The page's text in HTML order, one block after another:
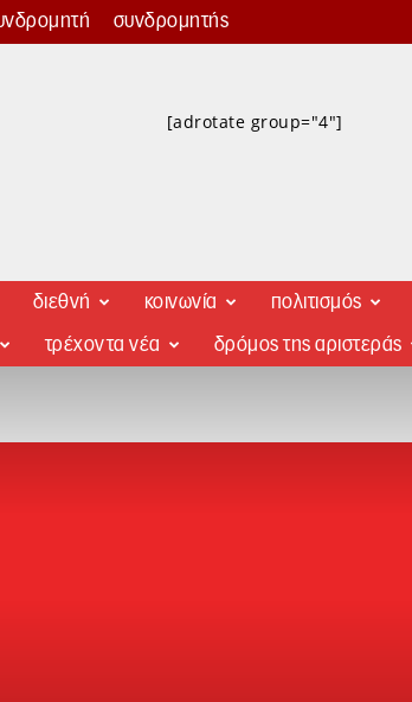
συνδρομητής
[adrotate group="4"]
διεθνή κοινωνία πολιτισμός
τρέχοντα νέα δρόμος της αριστεράς